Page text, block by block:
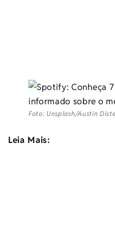
Foto: Unsplash/Austin
Leia Mais: